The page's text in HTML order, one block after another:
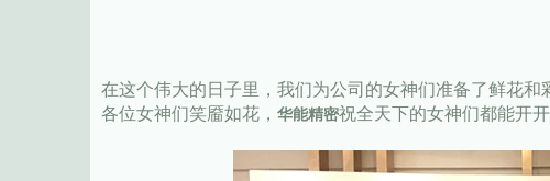
在这个伟大的日子里，我们为公司的女神们准备了鲜花
各位女神们笑靥如花， 华能精密祝全天下的女神们都能开